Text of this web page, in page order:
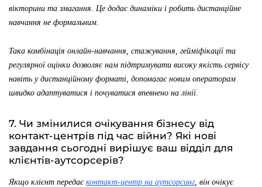
вікторини та змагання. Це додає динаміки і робить дистанційне
навчання не формальним.
Така комбінація онлайн-навчання, стажування, гейміфікації та
регулярної оцінки дозволяє нам підтримувати високу якість сервісу
навіть у дистанційному форматі, допомагає новим операторам
швидко адаптуватися і почуватися впевнено на лінії.
7. Чи змінилися очікування бізнесу від
контакт-центрів під час війни? Які нові
завдання сьогодні вирішує ваш відділ для
клієнтів-аутсорсерів?
Якщо клієнт передає контакт-центр на аутсорсинг, він очікує